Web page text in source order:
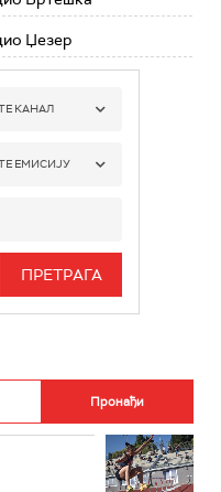
Џезер
КАНАЛ
БЕОГРАД 1
БЕОГРАД 3
РОКЕНРОЛЕР
ЕМИСИЈУ